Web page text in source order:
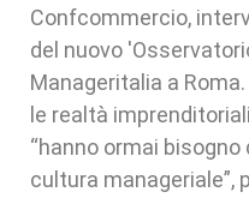
Confcommercio,
del nuovo
Manageritalia a
le realtà
“hanno ormai
cultura manageriale”,